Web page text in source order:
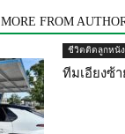
MORE FROM
ชีวิตติดลูกหนัง
ทีมเอียงซ้า